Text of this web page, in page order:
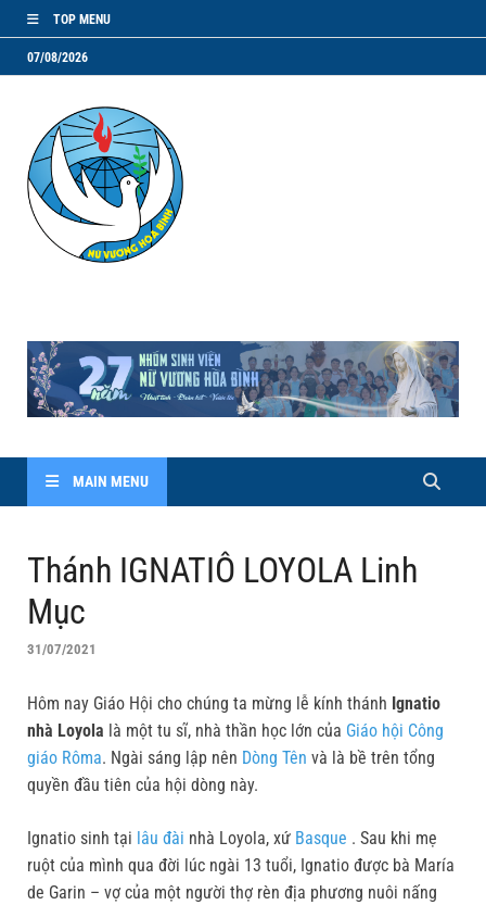
TOP MENU
07/08/2026
MAIN MENU
Thánh IGNATIÔ LOYOLA Linh
Mục
31/07/2021
Hôm nay Giáo Hội cho chúng ta mừng lễ kính thánh Ignatio
nhà Loyola là một tu sĩ, nhà thần học lớn của Giáo hội Công
giáo Rôma. Ngài sáng lập nên Dòng Tên và là bề trên tổng
quyền đầu tiên của hội dòng này.
Ignatio sinh tại lâu đài nhà Loyola, xứ Basque . Sau khi mẹ
ruột của mình qua đời lúc ngài 13 tuổi, Ignatio được bà María
de Garin – vợ của một người thợ rèn địa phương nuôi nấng